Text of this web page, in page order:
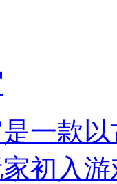
一款
初入